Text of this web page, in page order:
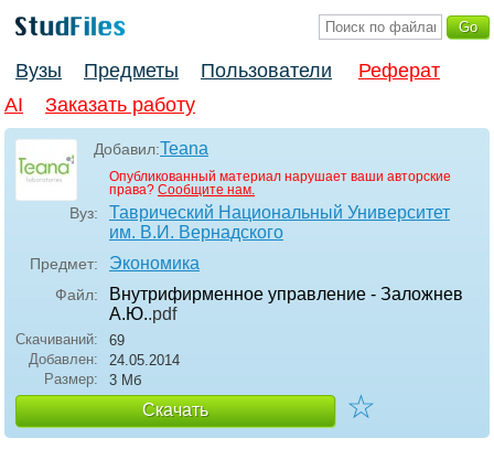
Вузы Предметы Пользователи
Реферат
AI
Заказать работу
Добавил:Teana
Опубликованный материал нарушает ваши авторские
права? Сообщите нам.
Вуз:
Таврический Национальный Университет
им. В.И. Вернадского
Предмет: Экономика
Файл:
Внутрифирменное управление - Заложнев
А.Ю..pdf
Скачиваний:
69
Добавлен:
24.05.2014
Размер:
3 Мб
Скачать ☆